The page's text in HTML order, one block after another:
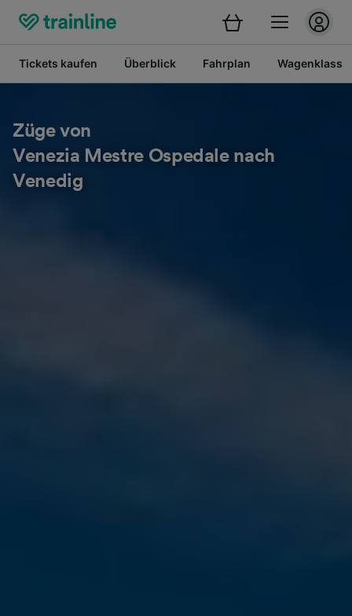
Tickets kaufen Überblick Fahrplan
Züge von
Venezia Mestre Ospedale nach
Venedig